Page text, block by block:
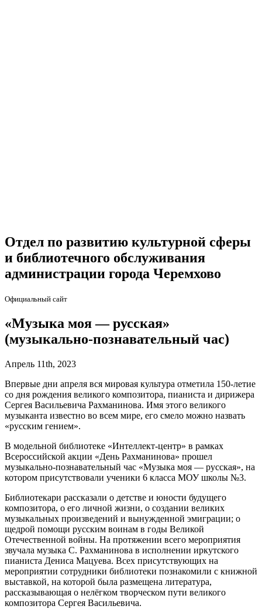
Отдел по развитию культурной сферы
и библиотечного обслуживания
администрации города Черемхово
Официальный сайт
«Музыка моя — русская»
(музыкально-познавательный час)
Апрель 11th, 2023
Впервые дни апреля вся мировая культура отметила 150-летие
со дня рождения великого композитора, пианиста и дирижера
Сергея Васильевича Рахманинова. Имя этого великого
музыканта известно во всем мире, его смело можно назвать
«русским гением».
В модельной библиотеке «Интеллект-центр» в рамках
Всероссийской акции «День Рахманинова» прошел
музыкально-познавательный час «Музыка моя — русская», на
котором присутствовали ученики 6 класса МОУ школы №3.
Библиотекари рассказали о детстве и юности будущего
композитора, о его личной жизни, о создании великих
музыкальных произведений и вынужденной эмиграции; о
щедрой помощи русским воинам в годы Великой
Отечественной войны. На протяжении всего мероприятия
звучала музыка С. Рахманинова в исполнении иркутского
пианиста Дениса Мацуева. Всех присутствующих на
мероприятии сотрудники библиотеки познакомили с книжной
выставкой, на которой была размещена литература,
рассказывающая о нелёгком творческом пути великого
композитора Сергея Васильевича.